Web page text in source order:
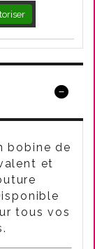
bobine de
et
tous vos